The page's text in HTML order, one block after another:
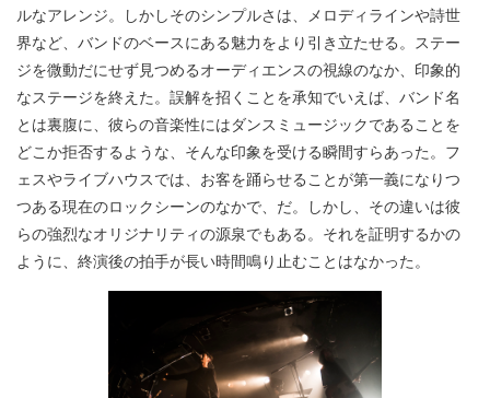
ルなアレンジ。しかしそのシンプルさは、メロディラインや詩世
界など、バンドのベースにある魅力をより引き立たせる。ステー
ジを微動だにせず見つめるオーディエンスの視線のなか、印象的
なステージを終えた。誤解を招くことを承知でいえば、バンド名
とは裏腹に、彼らの音楽性にはダンスミュージックであることを
どこか拒否するような、そんな印象を受ける瞬間すらあった。フ
ェスやライブハウスでは、お客を踊らせることが第一義になりつ
つある現在のロックシーンのなかで、だ。しかし、その違いは彼
らの強烈なオリジナリティの源泉でもある。それを証明するかの
ように、終演後の拍手が長い時間鳴り止むことはなかった。